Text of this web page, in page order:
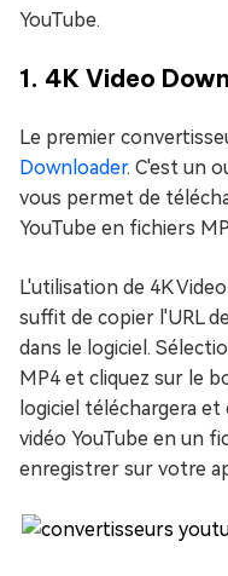
YouTube.
1. 4K Video
Le premier
Downloader. C'est un
vous permet de
YouTube en fichiers
L'utilisation de 4K
suffit de copier l'URL
dans le logiciel.
MP4 et cliquez sur le
logiciel téléchargera
vidéo YouTube en un
enregistrer sur votre